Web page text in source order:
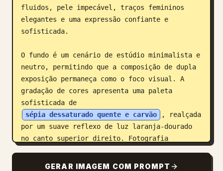
fluidos, pele impecável, traços femininos
elegantes e uma expressão confiante e
sofisticada.
O fundo é um cenário de estúdio minimalista e
neutro, permitindo que a composição de dupla
exposição permaneça como o foco visual. A
gradação de cores apresenta uma paleta
sofisticada de
sépia dessaturado quente e carvão
, realçada
por um suave reflexo de luz laranja-dourado
no canto superior direito. Fotografia
cinematográfica de alto contraste, porém
GERAR IMAGEM COM PROMPT